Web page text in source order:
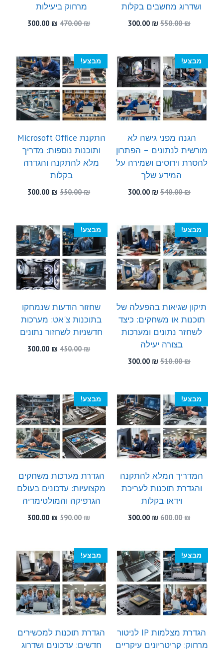
ושדרוג מחשבים בקלות
550.00₪
המחיר
300.00 ₪
300.00 ₪.
מרחוק ביעילות
470.00₪
המחיר
300.00 ₪
המחיר
מבצע!
הגנה מפני גישה לא
מורשית לנתונים – הפתרון
להסרת וירוסים ושמירה על
המידע שלך
540.00₪
המחיר
540.00 ₪.
300.00 ₪
300.00 ₪.
מבצע!
התקנת Microsoft Office
ותוכנות נוספות: מדריך
מלא להתקנה והגדרה
בקלות
550.00₪
המחיר
550.00 ₪.
300.00 ₪
המחיר
300.00 ₪.
מבצע!
תיקון שגיאות בהפעלה של
תוכנות או משחקים: כיצד
לשחזר נתונים ומערכות
בצורה יעילה
510.00₪
המחיר
300.00 ₪
300.00 ₪.
מבצע!
שחזור הודעות שנמחקו
בתוכנות צ'אט: מערכות
חדשניות לשחזור נתונים
450.00₪
המחיר
300.00 ₪
המחיר
מבצע!
המדריך המלא להתקנה
והגדרת תוכנות לעריכת
וידאו בקלות
600.00₪
המחיר
600.00 ₪.
300.00 ₪
300.00 ₪.
מבצע!
הגדרת מערכות משחקים
מקצועיות: עדכונים בעולם
הגרפיקה והמולטימדיה
590.00₪
המחיר
590.00 ₪.
300.00 ₪
המחיר
300.00 ₪.
מבצע!
הגדרת מצלמות IP לניטור
מרחוק: קריטריונים עיקריים
מבצע!
הגדרת תוכנות למכשירים
חדשים: עדכונים ושדרוג